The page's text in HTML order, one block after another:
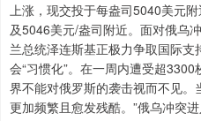
上涨，现交投于每盎司5040美元
及5046美元/盎司附近。面对俄乌
兰总统泽连斯基正极力争取国际
会“习惯化”。在一周内遭受超
界不能对俄罗斯的袭击视而不见
更加频繁且愈发残酷。”俄乌冲突